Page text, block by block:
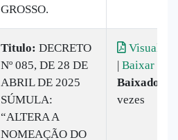
GROSSO.
Titulo: DECRETO
Nº 085, DE 28 DE
ABRIL DE 2025
SÚMULA:
“ALTERA A
NOMEAÇÃO DO
Visualizar
| Baixar
Baixado:
vezes